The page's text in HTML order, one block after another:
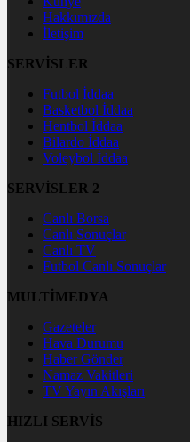
Hakkımızda
İletişim
SERVİSLER
Futbol İddaa
Basketbol İddaa
Hentbol İddaa
Bilardo İddaa
Voleybol İddaa
SERVİSLER 2
Canlı Borsa
Canlı Sonuçlar
Canlı TV
Futbol Canlı Sonuçlar
MULTİMEDYA
Gazeteler
Hava Durumu
Haber Gönder
Namaz Vakitleri
TV Yayın Akışları
HIZLI SERVİS